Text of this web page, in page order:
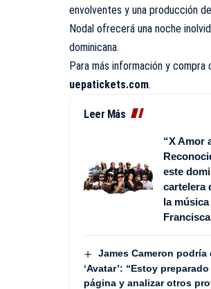
envolventes y una producción
Nodal ofrecerá una noche
dominicana.
Para más información y
uepatickets.com.
Leer Más
“X Amor
este
cartelera
la
Francisca
James Cameron podría
‘Avatar’: “Estoy
página y analizar otros